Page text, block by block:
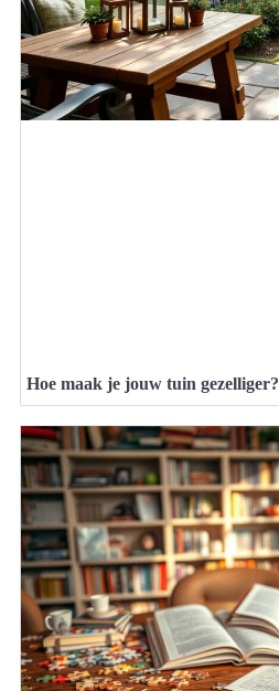
Hoe maak je jouw tuin gezelliger?